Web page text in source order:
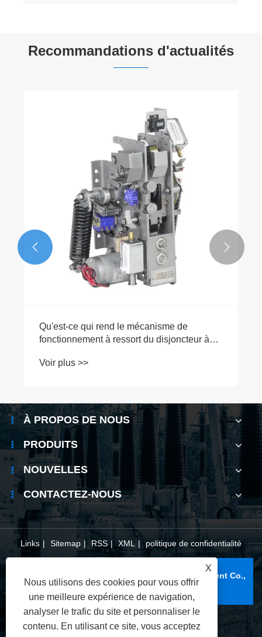
Recommandations d'actualités
Qu'est-ce qui rend le mécanisme de
fonctionnement à ressort du disjoncteur à
modernes
Voir plus >>
 
À PROPOS DE NOUS
PRODUITS
NOUVELLES
CONTACTEZ-NOUS
Links | Sitemap | RSS | XML | politique de confidentialité
Copyright © 2025 Wenzhou Xifa Electrical Equipment Co.,
Ltd. Tous droits réservés.
X
Nous utilisons des cookies pour vous offrir
une meilleure expérience de navigation,
analyser le trafic du site et personnaliser le
contenu. En utilisant ce site, vous acceptez